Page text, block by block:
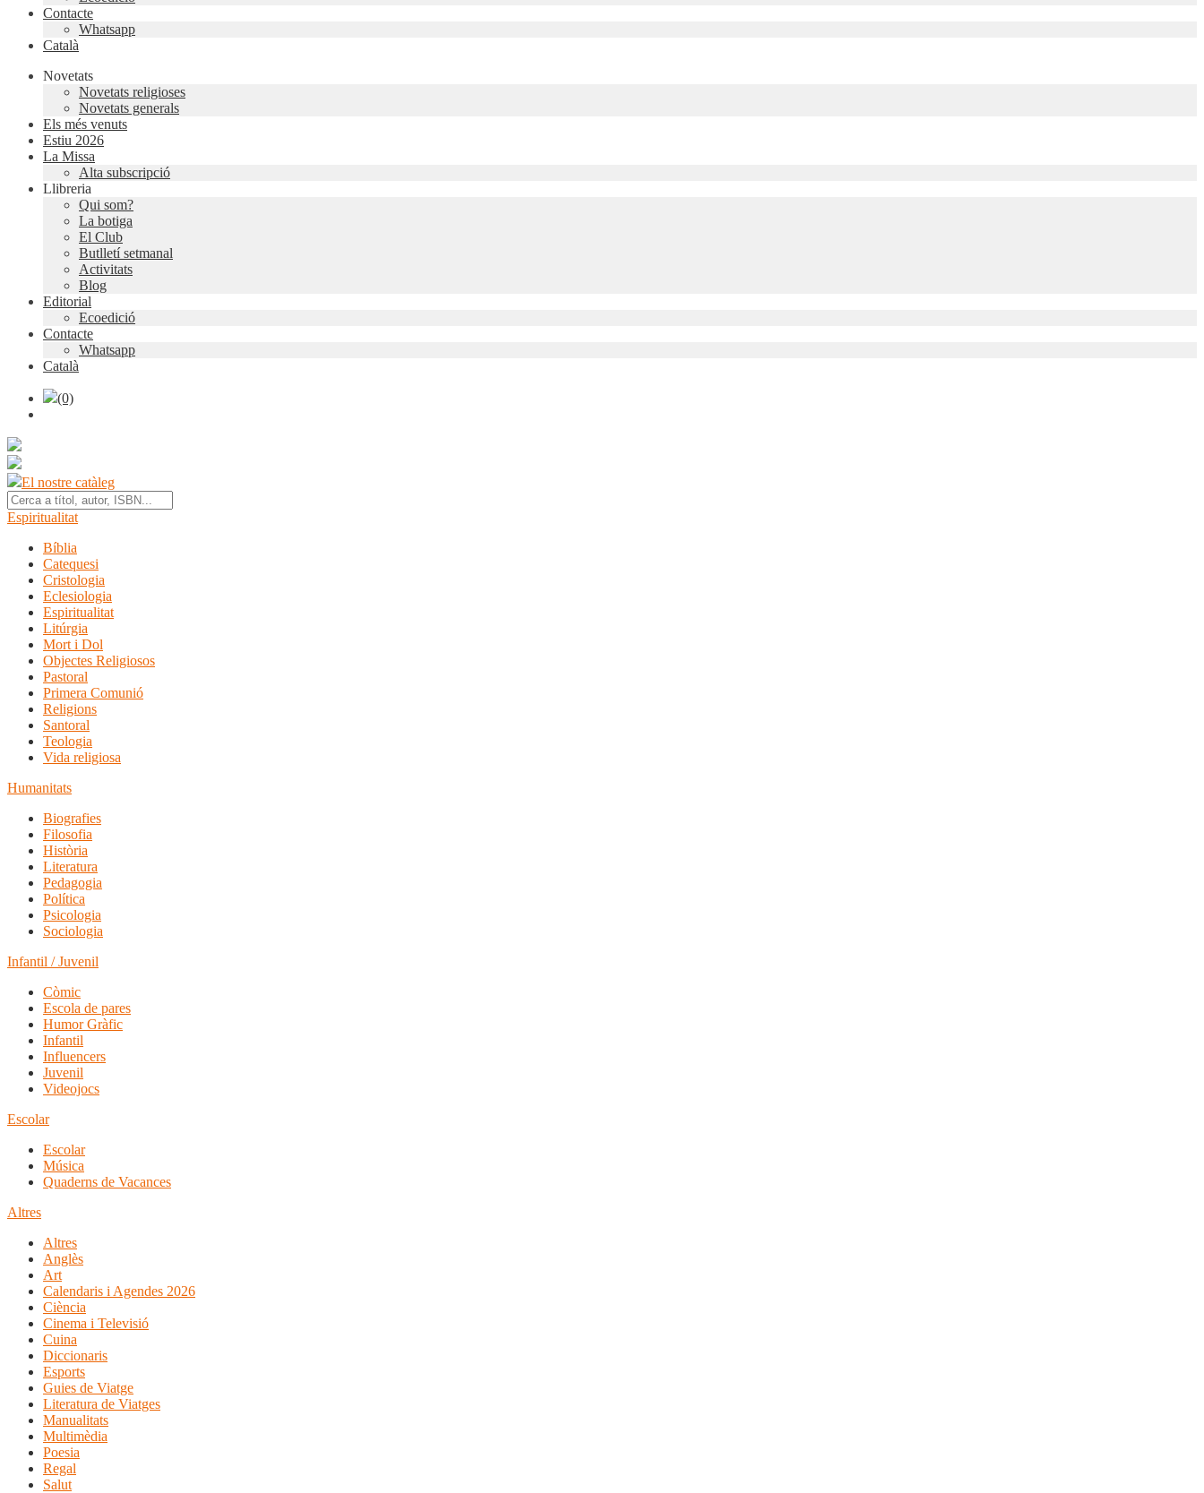
Contacte
Whatsapp
Català
Novetats
Novetats religioses
Novetats generals
Els més venuts
Estiu 2026
La Missa
Alta subscripció
Llibreria
Qui som?
La botiga
El Club
Butlletí setmanal
Activitats
Blog
Editorial
Ecoedició
Contacte
Whatsapp
Català
(0)
El nostre catàleg
Espiritualitat
Bíblia
Catequesi
Cristologia
Eclesiologia
Espiritualitat
Litúrgia
Mort i Dol
Objectes Religiosos
Pastoral
Primera Comunió
Religions
Santoral
Teologia
Vida religiosa
Humanitats
Biografies
Filosofia
Història
Literatura
Pedagogia
Política
Psicologia
Sociologia
Infantil / Juvenil
Còmic
Escola de pares
Humor Gràfic
Infantil
Influencers
Juvenil
Videojocs
Escolar
Escolar
Música
Quaderns de Vacances
Altres
Altres
Anglès
Art
Calendaris i Agendes 2026
Ciència
Cinema i Televisió
Cuina
Diccionaris
Esports
Guies de Viatge
Literatura de Viatges
Manualitats
Multimèdia
Poesia
Regal
Salut